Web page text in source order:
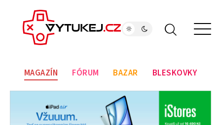
MAGAZÍN FÓRUM BAZAR BLESKOVKY